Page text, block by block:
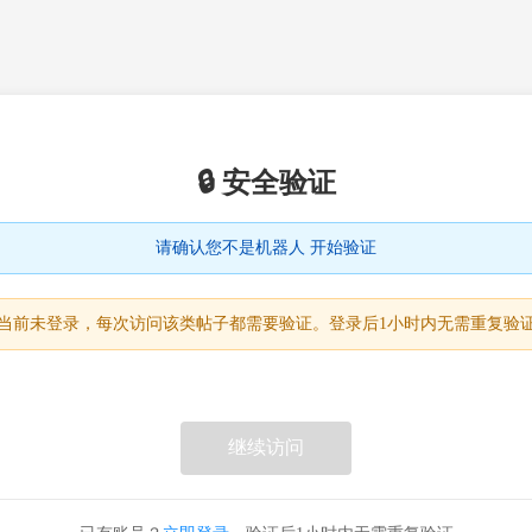
🔒 安全验证
请确认您不是机器人 开始验证
前未登录，每次访问该类帖子都需要验证。登录后1小时内无需重复验
继续访问